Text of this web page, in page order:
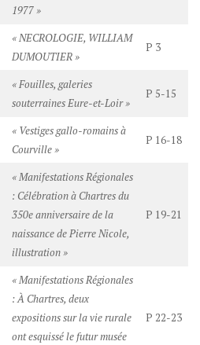
1977 »
« NECROLOGIE, WILLIAM
DUMOUTIER »
P 3
« Fouilles, galeries
souterraines Eure-et-Loir »
P 5-15
« Vestiges gallo-romains à
Courville »
P 16-18
« Manifestations Régionales
: Célébration à Chartres du
350e anniversaire de la
naissance de Pierre Nicole,
illustration »
P 19-21
« Manifestations Régionales
: À Chartres, deux
expositions sur la vie rurale
ont esquissé le futur musée
P 22-23